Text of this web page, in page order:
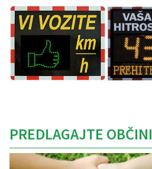
PREDLAGAJTE OBČINI